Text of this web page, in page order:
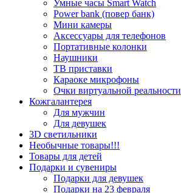
Умные часы Smart Watch
Power bank (повер банк)
Мини камеры
Аксессуары для телефонов
Портативные колонки
Наушники
ТВ приставки
Караоке микрофоны
Очки виртуальной реальности
Кожгалантерея
Для мужчин
Для девушек
3D светильники
Необычные товары!!!
Товары для детей
Подарки и сувениры
Подарки для девушек
Подарки на 23 февраля